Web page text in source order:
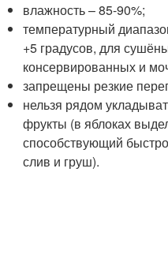
влажность – 85-90%;
температурный
+5 градусов, для
консервированных и
запрещены резкие
нельзя рядом
фрукты (в яблоках
способствующий
слив и груш).